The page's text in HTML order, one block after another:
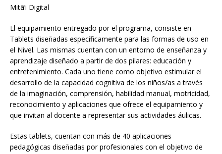
Mitã’i Digital
El equipamiento entregado por el programa, consiste en
Tablets diseñadas específicamente para las formas de uso en
el Nivel. Las mismas cuentan con un entorno de enseñanza y
aprendizaje diseñado a partir de dos pilares: educación y
entretenimiento. Cada uno tiene como objetivo estimular el
desarrollo de la capacidad cognitiva de los niños/as a través
de la imaginación, comprensión, habilidad manual, motricidad,
reconocimiento y aplicaciones que ofrece el equipamiento y
que invitan al docente a representar sus actividades áulicas.
Estas tablets, cuentan con más de 40 aplicaciones
pedagógicas diseñadas por profesionales con el objetivo de